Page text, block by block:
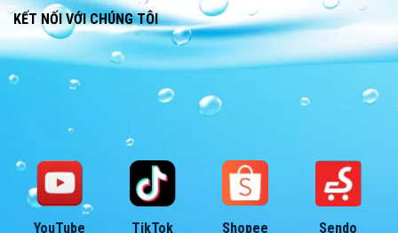
KẾT NỐI VỚI CHÚNG TÔI
YouTube TikTok Shopee Sendo